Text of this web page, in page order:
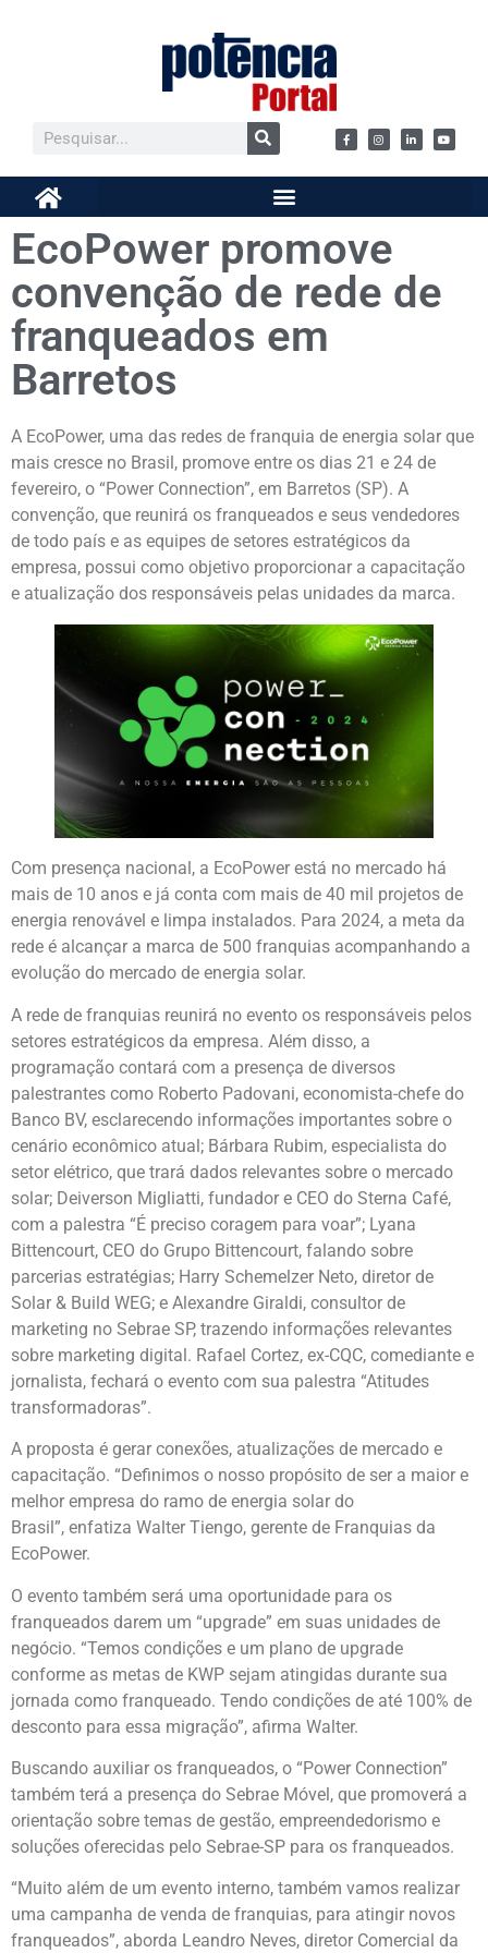
EcoPower promove
convenção de rede de
franqueados em
Barretos
A EcoPower, uma das redes de franquia de energia solar que
mais cresce no Brasil, promove entre os dias 21 e 24 de
fevereiro, o “Power Connection”, em Barretos (SP). A
convenção, que reunirá os franqueados e seus vendedores
de todo país e as equipes de setores estratégicos da
empresa, possui como objetivo proporcionar a capacitação
e atualização dos responsáveis pelas unidades da marca.
Com presença nacional, a EcoPower está no mercado há
mais de 10 anos e já conta com mais de 40 mil projetos de
energia renovável e limpa instalados. Para 2024, a meta da
rede é alcançar a marca de 500 franquias acompanhando a
evolução do mercado de energia solar.
A rede de franquias reunirá no evento os responsáveis pelos
setores estratégicos da empresa. Além disso, a
programação contará com a presença de diversos
palestrantes como Roberto Padovani, economista-chefe do
Banco BV, esclarecendo informações importantes sobre o
cenário econômico atual; Bárbara Rubim, especialista do
setor elétrico, que trará dados relevantes sobre o mercado
solar; Deiverson Migliatti, fundador e CEO do Sterna Café,
com a palestra “É preciso coragem para voar”; Lyana
Bittencourt, CEO do Grupo Bittencourt, falando sobre
parcerias estratégias; Harry Schemelzer Neto, diretor de
Solar & Build WEG; e Alexandre Giraldi, consultor de
marketing no Sebrae SP, trazendo informações relevantes
sobre marketing digital. Rafael Cortez, ex-CQC, comediante e
jornalista, fechará o evento com sua palestra “Atitudes
transformadoras”.
A proposta é gerar conexões, atualizações de mercado e
capacitação. “Definimos o nosso propósito de ser a maior e
melhor empresa do ramo de energia solar do
Brasil”, enfatiza Walter Tiengo, gerente de Franquias da
EcoPower.
O evento também será uma oportunidade para os
franqueados darem um “upgrade” em suas unidades de
negócio. “Temos condições e um plano de upgrade
conforme as metas de KWP sejam atingidas durante sua
jornada como franqueado. Tendo condições de até 100% de
desconto para essa migração”, afirma Walter.
Buscando auxiliar os franqueados, o “Power Connection”
também terá a presença do Sebrae Móvel, que promoverá a
orientação sobre temas de gestão, empreendedorismo e
soluções oferecidas pelo Sebrae-SP para os franqueados.
“Muito além de um evento interno, também vamos realizar
uma campanha de venda de franquias, para atingir novos
franqueados”, aborda Leandro Neves, diretor Comercial da